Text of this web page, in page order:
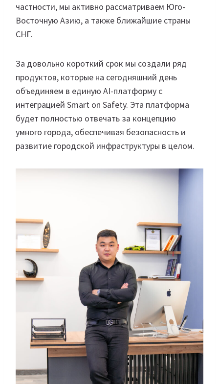
частности, мы активно рассматриваем Юго-
Восточную Азию, а также ближайшие страны
СНГ.
За довольно короткий срок мы создали ряд
продуктов, которые на сегодняшний день
объединяем в единую AI-платформу с
интеграцией Smart on Safety. Эта платформа
будет полностью отвечать за концепцию
умного города, обеспечивая безопасность и
развитие городской инфраструктуры в целом.